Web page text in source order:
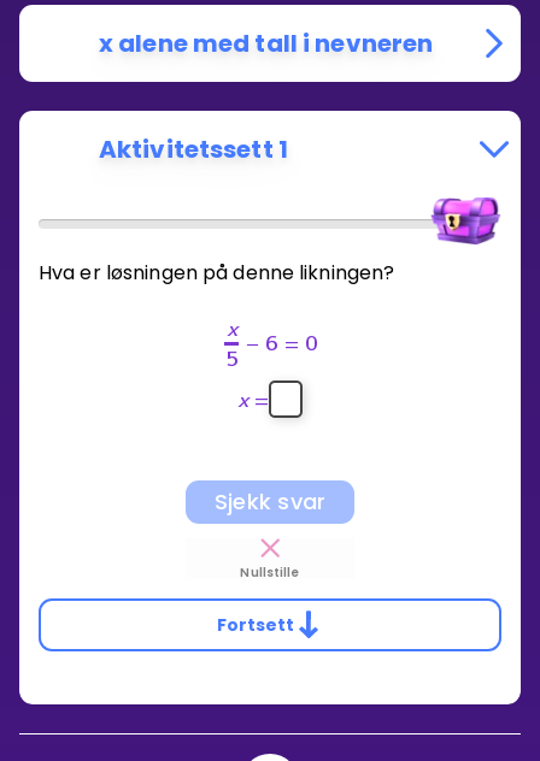
x alene med tall i nevneren
Aktivitetssett 1
Hva er løsningen på denne likningen?
5
x
− 6 = 0
x =
Sjekk svar
Nullstille
Fortsett